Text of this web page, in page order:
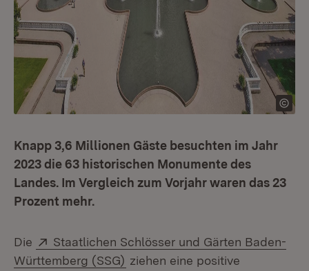
Knapp 3,6 Millionen Gäste besuchten im Jahr
2023 die 63 historischen Monumente des
Landes. Im Vergleich zum Vorjahr waren das 23
Prozent mehr.
Die Extern:
Staatlichen Schlösser und Gärten Baden-
Württemberg (SSG) (Öffnet in neuem Fenster)
ziehen eine positive